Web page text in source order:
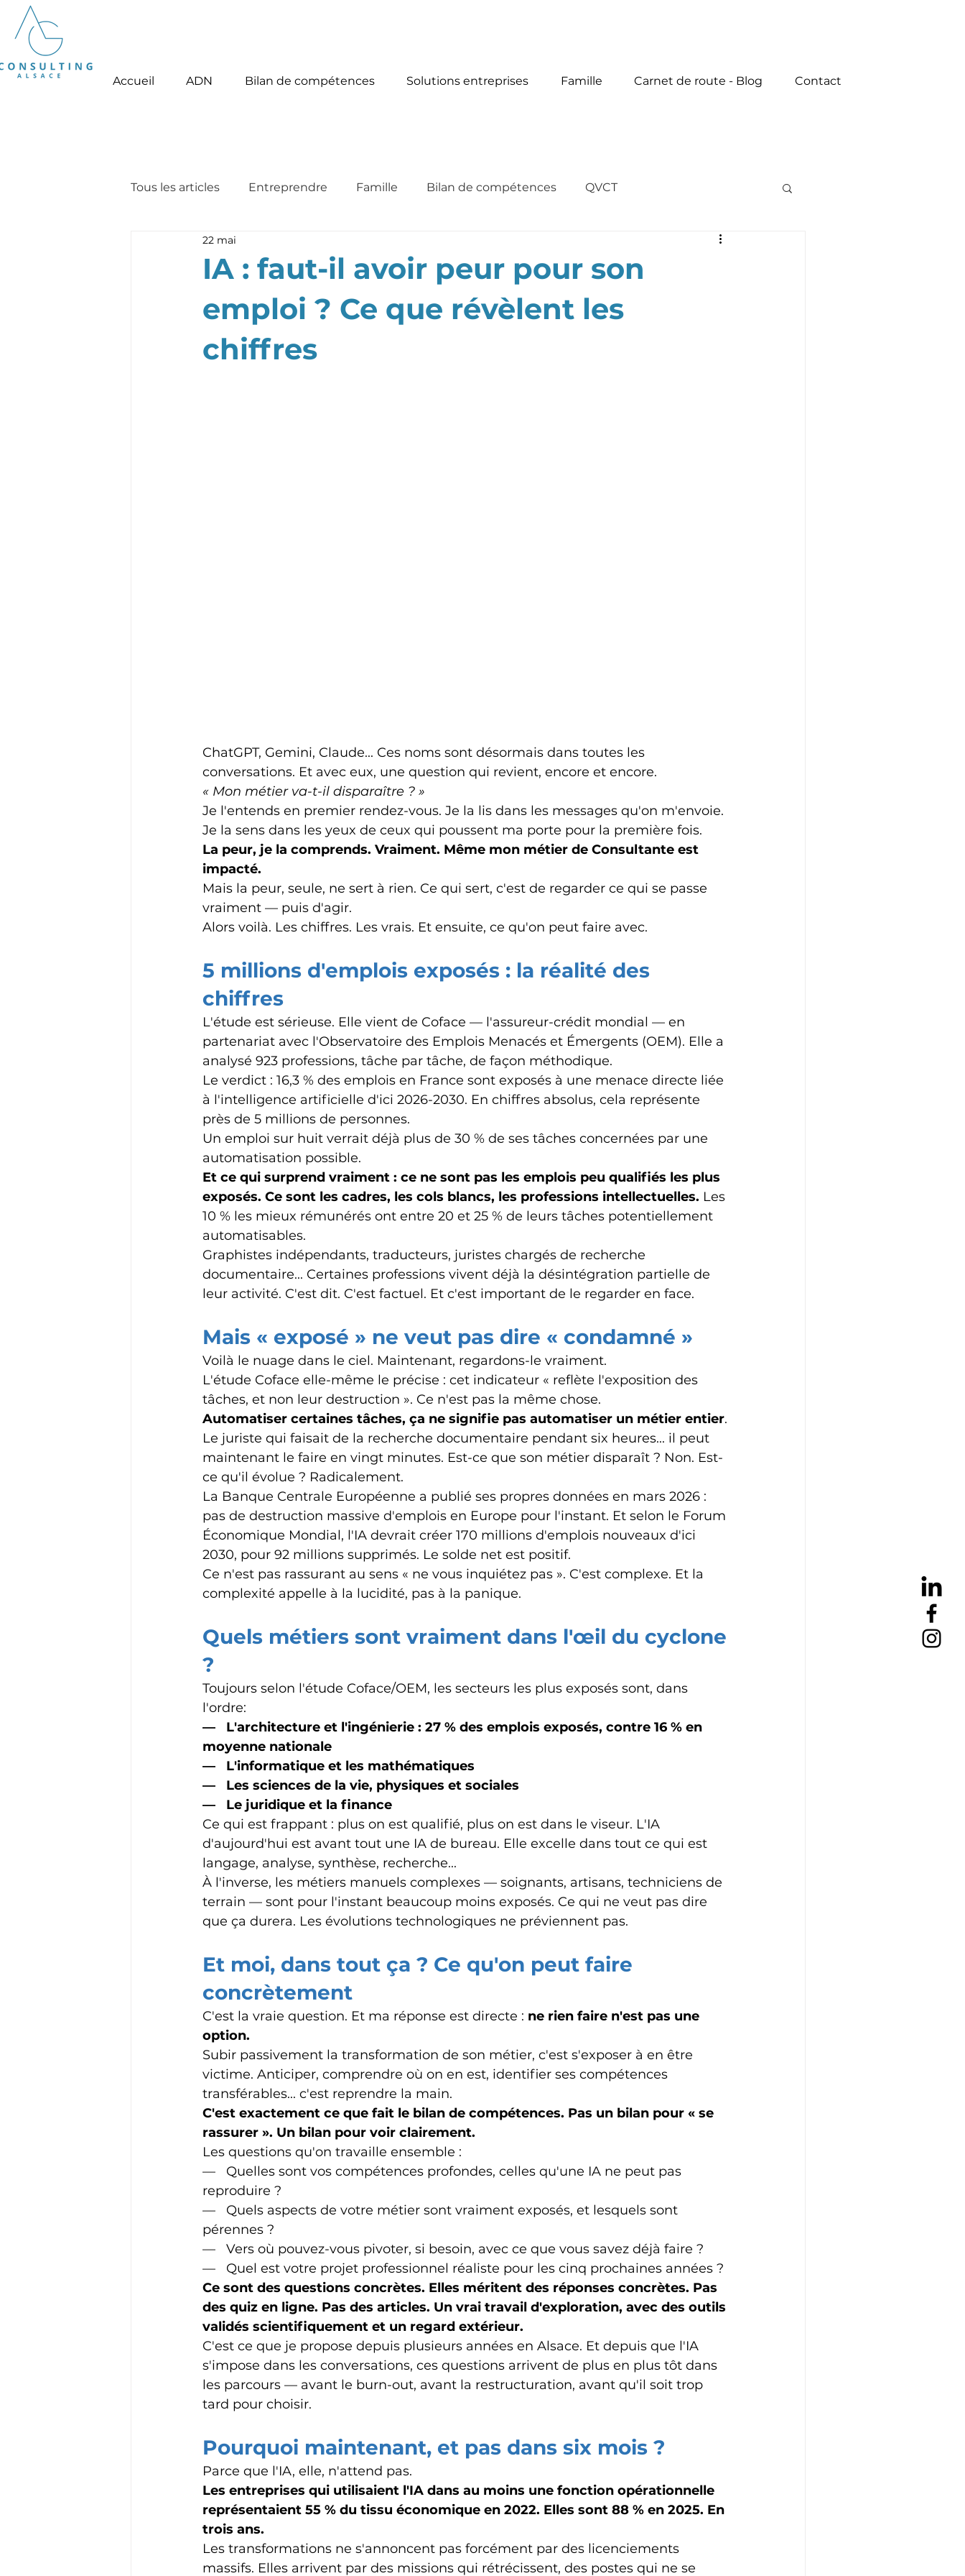
Accueil ADN Bilan de compétences Solutions entreprises Famille Carnet de route - Blog Contact
Tous les articles Entreprendre Famille Bilan de compétences QVCT
IA : faut-il avoir peur pour son
emploi ? Ce que révèlent les
chiffres
22 mai
ChatGPT, Gemini, Claude... Ces noms sont désormais dans toutes les
conversations. Et avec eux, une question qui revient, encore et encore.
« Mon métier va-t-il disparaître ? »
Je l'entends en premier rendez-vous. Je la lis dans les messages qu'on m'envoie.
Je la sens dans les yeux de ceux qui poussent ma porte pour la première fois.
La peur, je la comprends. Vraiment. Même mon métier de Consultante est
impacté.
Mais la peur, seule, ne sert à rien. Ce qui sert, c'est de regarder ce qui se passe
vraiment — puis d'agir.
Alors voilà. Les chiffres. Les vrais. Et ensuite, ce qu'on peut faire avec.
5 millions d'emplois exposés : la réalité des
chiffres
L'étude est sérieuse. Elle vient de Coface — l'assureur-crédit mondial — en
partenariat avec l'Observatoire des Emplois Menacés et Émergents (OEM). Elle a
analysé 923 professions, tâche par tâche, de façon méthodique.
Le verdict : 16,3 % des emplois en France sont exposés à une menace directe liée
à l'intelligence artificielle d'ici 2026-2030. En chiffres absolus, cela représente
près de 5 millions de personnes.
Un emploi sur huit verrait déjà plus de 30 % de ses tâches concernées par une
automatisation possible.
Et ce qui surprend vraiment : ce ne sont pas les emplois peu qualifiés les plus
exposés. Ce sont les cadres, les cols blancs, les professions intellectuelles. Les
10 % les mieux rémunérés ont entre 20 et 25 % de leurs tâches potentiellement
automatisables.
Graphistes indépendants, traducteurs, juristes chargés de recherche
documentaire... Certaines professions vivent déjà la désintégration partielle de
leur activité. C'est dit. C'est factuel. Et c'est important de le regarder en face.
Mais « exposé » ne veut pas dire « condamné »
Voilà le nuage dans le ciel. Maintenant, regardons-le vraiment.
L'étude Coface elle-même le précise : cet indicateur « reflète l'exposition des
tâches, et non leur destruction ». Ce n'est pas la même chose.
Automatiser certaines tâches, ça ne signifie pas automatiser un métier entier.
Le juriste qui faisait de la recherche documentaire pendant six heures... il peut
maintenant le faire en vingt minutes. Est-ce que son métier disparaît ? Non. Est-
ce qu'il évolue ? Radicalement.
La Banque Centrale Européenne a publié ses propres données en mars 2026 :
pas de destruction massive d'emplois en Europe pour l'instant. Et selon le Forum
Économique Mondial, l'IA devrait créer 170 millions d'emplois nouveaux d'ici
2030, pour 92 millions supprimés. Le solde net est positif.
Ce n'est pas rassurant au sens « ne vous inquiétez pas ». C'est complexe. Et la
complexité appelle à la lucidité, pas à la panique.
Quels métiers sont vraiment dans l'œil du cyclone
?
Toujours selon l'étude Coface/OEM, les secteurs les plus exposés sont, dans
l'ordre:
—   L'architecture et l'ingénierie : 27 % des emplois exposés, contre 16 % en
moyenne nationale
—   L'informatique et les mathématiques
—   Les sciences de la vie, physiques et sociales
—   Le juridique et la finance
Ce qui est frappant : plus on est qualifié, plus on est dans le viseur. L'IA
d'aujourd'hui est avant tout une IA de bureau. Elle excelle dans tout ce qui est
langage, analyse, synthèse, recherche...
À l'inverse, les métiers manuels complexes — soignants, artisans, techniciens de
terrain — sont pour l'instant beaucoup moins exposés. Ce qui ne veut pas dire
que ça durera. Les évolutions technologiques ne préviennent pas.
Et moi, dans tout ça ? Ce qu'on peut faire
concrètement
C'est la vraie question. Et ma réponse est directe : ne rien faire n'est pas une
option.
Subir passivement la transformation de son métier, c'est s'exposer à en être
victime. Anticiper, comprendre où on en est, identifier ses compétences
transférables... c'est reprendre la main.
C'est exactement ce que fait le bilan de compétences. Pas un bilan pour « se
rassurer ». Un bilan pour voir clairement.
Les questions qu'on travaille ensemble :
—   Quelles sont vos compétences profondes, celles qu'une IA ne peut pas
reproduire ?
—   Quels aspects de votre métier sont vraiment exposés, et lesquels sont
pérennes ?
—   Vers où pouvez-vous pivoter, si besoin, avec ce que vous savez déjà faire ?
—   Quel est votre projet professionnel réaliste pour les cinq prochaines années ?
Ce sont des questions concrètes. Elles méritent des réponses concrètes. Pas
des quiz en ligne. Pas des articles. Un vrai travail d'exploration, avec des outils
validés scientifiquement et un regard extérieur.
C'est ce que je propose depuis plusieurs années en Alsace. Et depuis que l'IA
s'impose dans les conversations, ces questions arrivent de plus en plus tôt dans
les parcours — avant le burn-out, avant la restructuration, avant qu'il soit trop
tard pour choisir.
Pourquoi maintenant, et pas dans six mois ?
Parce que l'IA, elle, n'attend pas.
Les entreprises qui utilisaient l'IA dans au moins une fonction opérationnelle
représentaient 55 % du tissu économique en 2022. Elles sont 88 % en 2025. En
trois ans.
Les transformations ne s'annoncent pas forcément par des licenciements
massifs. Elles arrivent par des missions qui rétrécissent, des postes qui ne se